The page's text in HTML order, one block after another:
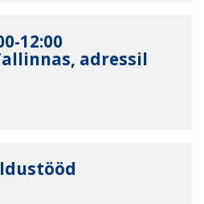
12:00
adressil